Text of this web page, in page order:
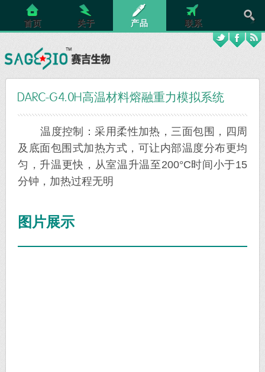
首页 关于 产品 联系
DARC-G4.0H高温材料熔融重力模拟系统
温度控制：采用柔性加热，三面包围，四周
及底面包围式加热方式，可让内部温度分布更均
匀，升温更快，从室温升温至200°C时间小于15
分钟，加热过程无明
图片展示